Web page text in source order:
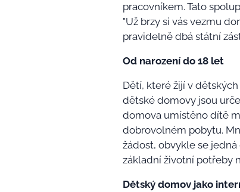
pracovníkem. Tato
"Už brzy si vás vezmu
pravidelně dbá státní
Od narození do 18 let
Dětí, které žijí v
dětské domovy jsou
domova umístěno dítě
dobrovolném pobytu.
žádost, obvykle se
základní životní potřeby
Dětský domov jako